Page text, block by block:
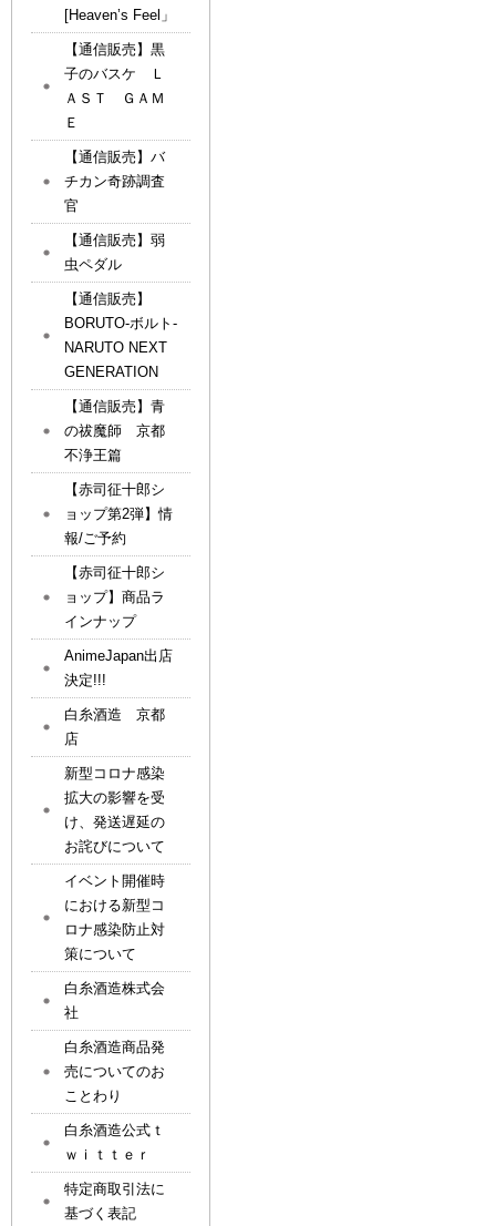
[Heaven’s Feel」
【通信販売】黒
子のバスケ Ｌ
ＡＳＴ ＧＡＭ
Ｅ
【通信販売】バ
チカン奇跡調査
官
【通信販売】弱
虫ペダル
【通信販売】
BORUTO-ボルト-
NARUTO NEXT
GENERATION
【通信販売】青
の祓魔師 京都
不浄王篇
【赤司征十郎シ
ョップ第2弾】情
報/ご予約
【赤司征十郎シ
ョップ】商品ラ
インナップ
AnimeJapan出店
決定!!!
白糸酒造 京都
店
新型コロナ感染
拡大の影響を受
け、発送遅延の
お詫びについて
イベント開催時
における新型コ
ロナ感染防止対
策について
白糸酒造株式会
社
白糸酒造商品発
売についてのお
ことわり
白糸酒造公式ｔ
ｗｉｔｔｅｒ
特定商取引法に
基づく表記